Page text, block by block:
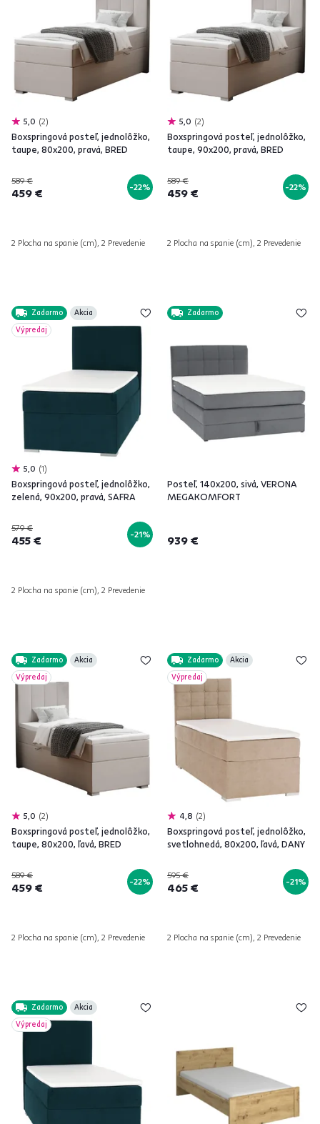
5,0 2
Boxspringová posteľ, jednolôžko,
taupe, 80x200, pravá, BRED
589 €
459 € -22%
2 Plocha na spanie (cm), 2 Prevedenie
5,0 2
Boxspringová posteľ, jednolôžko,
taupe, 90x200, pravá, BRED
589 €
459 € -22%
2 Plocha na spanie (cm), 2 Prevedenie
Zadarmo
Akcia
Výpredaj
5,0 1
Boxspringová posteľ, jednolôžko,
zelená, 90x200, pravá, SAFRA
579 €
455 € -21%
2 Plocha na spanie (cm), 2 Prevedenie
Zadarmo
Posteľ, 140x200, sivá, VERONA
MEGAKOMFORT
939 €
Zadarmo
Akcia
Výpredaj
5,0 2
Boxspringová posteľ, jednolôžko,
taupe, 80x200, ľavá, BRED
589 €
459 € -22%
2 Plocha na spanie (cm), 2 Prevedenie
Zadarmo
Akcia
Výpredaj
4,8 2
Boxspringová posteľ, jednolôžko,
svetlohnedá, 80x200, ľavá, DANY
595 €
465 € -21%
2 Plocha na spanie (cm), 2 Prevedenie
Zadarmo
Akcia
Výpredaj